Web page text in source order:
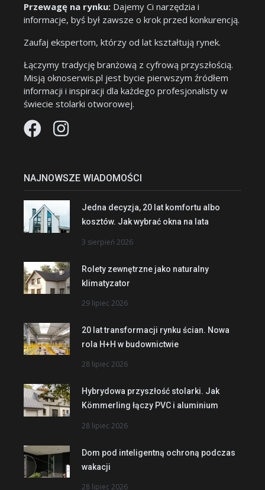
Przewagę na rynku: Dajemy Ci narzędzia i
informacje, byś był zawsze o krok przed konkurencją.
Zaufaj ekspertom, którzy od lat kształtują rynek.
Łączymy tradycję branżową z cyfrową przyszłością.
Misją oknoserwis.pl jest bycie pierwszym źródłem
informacji i inspiracji dla każdego profesjonalisty w
świecie stolarki otworowej.
NAJNOWSZE WIADOMOŚCI
Jedna decyzja, 20 lat komfortu albo
kosztów. Jak wybrać okna na lata
3 sierpień 2026
Rolety zewnętrzne jako naturalny
klimatyzator
29 lipiec 2026
20 lat transformacji rynku ścian. Nowa
rola H+H w budownictwie
28 lipiec 2026
Hybrydowa przyszłość stolarki. Jak
Kömmerling łączy PVC i aluminium
28 lipiec 2026
Dom pod inteligentną ochroną podczas
wakacji
28 lipiec 2026